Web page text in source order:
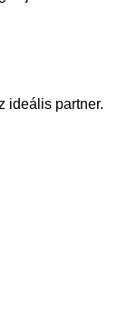
ideális partner.